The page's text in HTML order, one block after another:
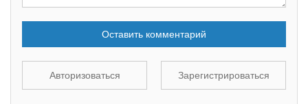
Оставить комментарий
Авторизоваться Зарегистрироваться